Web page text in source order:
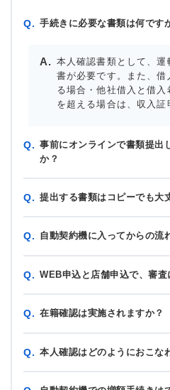
Q. 手続きに必要な書類は何です
本人確認書類として、
書が必要です。また、借
る場合・他社借入と借
を超える場合は、収入証
Q. 事前にオンラインで書類提出
か？
Q. 提出する書類はコピーでも大
Q. 自動契約機に入ってからの流
Q. WEB申込と店舗申込で、審査
Q. 在籍確認は実施されますか？
Q. 本人確認はどのようにおこな